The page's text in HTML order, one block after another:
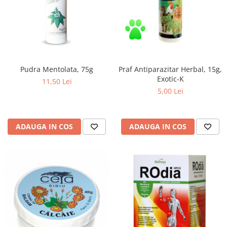
Zuluff Diapers (70 produse)
Pudra Mentolata, 75g
11,50 Lei
ADAUGA IN COS
Praf Antiparazitar Herbal, 15g,
Exotic-K
5,00 Lei
ADAUGA IN COS